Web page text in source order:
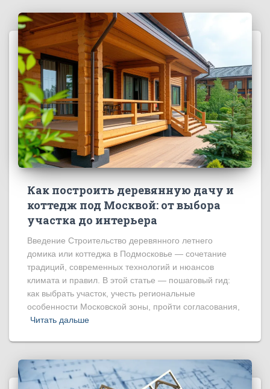
Как построить деревянную дачу и
коттедж под Москвой: от выбора
участка до интерьера
Введение Строительство деревянного летнего
домика или коттеджа в Подмосковье — сочетание
традиций, современных технологий и нюансов
климата и правил. В этой статье — пошаговый гид:
как выбрать участок, учесть региональные
особенности Московской зоны, пройти согласования,
Читать дальше